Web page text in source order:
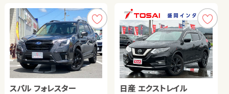
スバル フォレスター 日産 エクストレイル
見積もり・在庫確認